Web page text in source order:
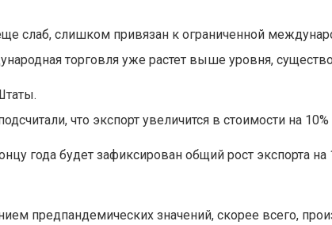
слаб, слишком привязан к ограниченной
торговля уже растет выше уровня,
что экспорт увеличится в стоимости на
года будет зафиксирован общий рост экспорта
предпандемических значений, скорее всего,